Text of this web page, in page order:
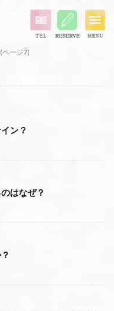
ページ7)
ン？
はなぜ？